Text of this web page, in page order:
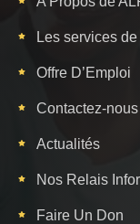
Les services
Offre D’Emploi
Contactez-nous
Actualités
Nos Relais
Faire Un Don